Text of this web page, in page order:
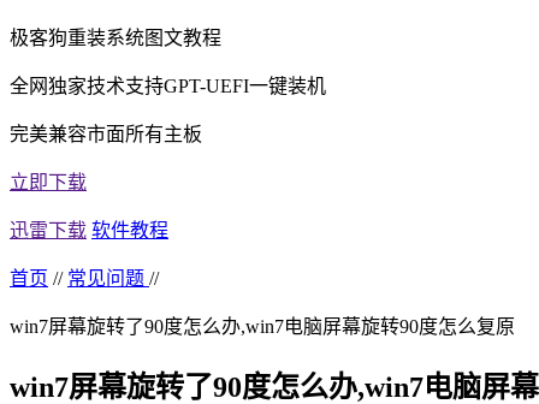
极客狗重装系统图文教程
全网独家技术支持GPT-UEFI一键装机
完美兼容市面所有主板
立即下载
迅雷下载 软件教程
首页 // 常见问题 //
win7屏幕旋转了90度怎么办,win7电脑屏幕旋转90度怎么复原
win7屏幕旋转了90度怎么办,win7电脑屏